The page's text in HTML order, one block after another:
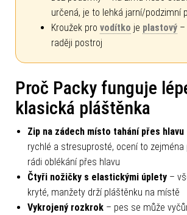
určená, je to lehká jarní/podzimní
Kroužek pro vodítko je plastový
raději postroj
Proč Packy funguje
klasická pláštěnka
Zip na zádech místo tahání přes hlavu
rychlé a stresuprosté, ocení to zejména
rádi oblékání přes hlavu
Čtyři nožičky s elastickými úplety –
kryté, manžety drží pláštěnku na místě
Vykrojený rozkrok – pes se může